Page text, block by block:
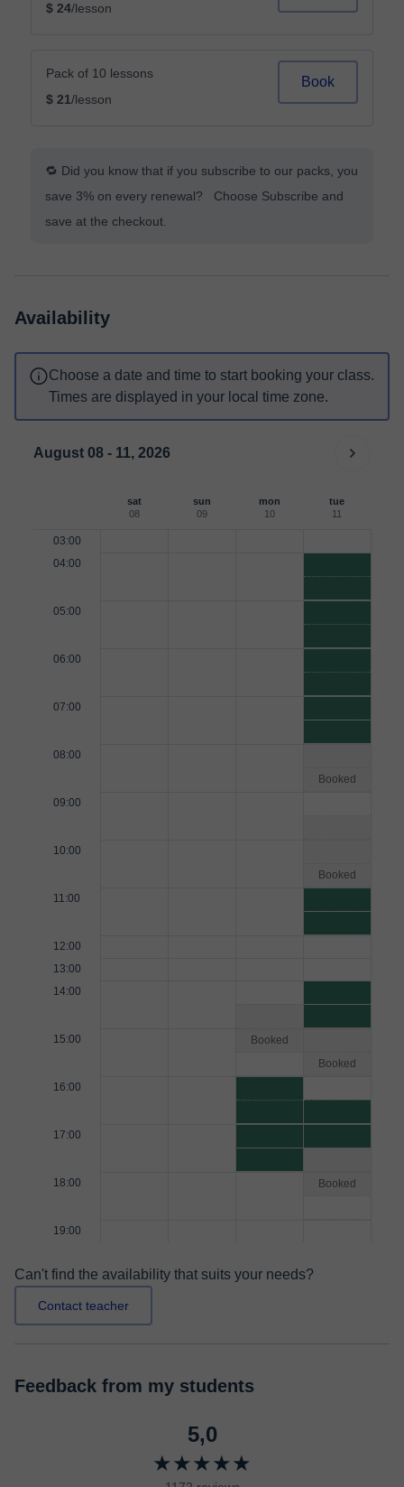
$ 24/lesson
Pack of 10 lessons
$ 21/lesson
Book
🔁 Did you know that if you subscribe to our packs, you
save 3% on every renewal? Choose Subscribe and
save at the checkout.
Availability
Choose a date and time to start booking your class.
Times are displayed in your local time zone.
August 08 - 11, 2026
sat
08
sun
09
mon
10
tue
11
03:00
04:00
05:00
06:00
07:00
08:00
Booked
09:00
10:00
Booked
11:00
12:00
13:00
14:00
15:00
Booked
Booked
16:00
17:00
18:00 Booked
19:00
Can't find the availability that suits your needs?
Contact teacher
Feedback from my students
5,0
★★★★★